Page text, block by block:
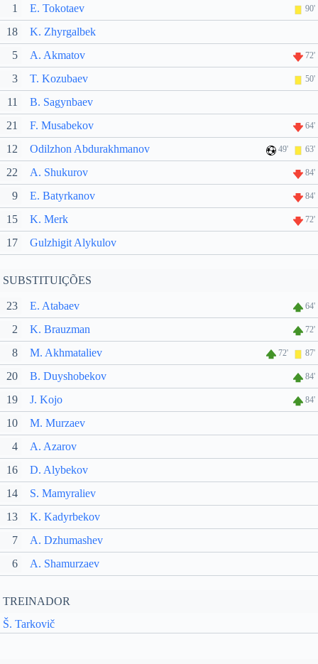
1 E. Tokotaev 90'
18
K. Zhyrgalbek
5
A. Akmatov 72'
3 T. Kozubaev 50'
11
B. Sagynbaev
21
F. Musabekov 64'
12 Odilzhon Abdurakhmanov 49' 63'
22 A. Shukurov 84'
9 E. Batyrkanov 84'
15 K. Merk 72'
17 Gulzhigit Alykulov
SUBSTITUIÇÕES
23 E. Atabaev 64'
2 K. Brauzman 72'
8 M. Akhmataliev 72' 87'
20 B. Duyshobekov 84'
19 J. Kojo 84'
10
M. Murzaev
4
A. Azarov
16
D. Alybekov
14
S. Mamyraliev
13
K. Kadyrbekov
7
A. Dzhumashev
6
A. Shamurzaev
TREINADOR
Š. Tarkovič